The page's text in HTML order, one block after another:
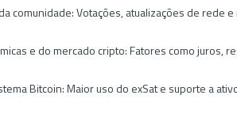
comunidade: Votações, atualizações de rede
e do mercado cripto: Fatores como juros,
Bitcoin: Maior uso do exSat e suporte a